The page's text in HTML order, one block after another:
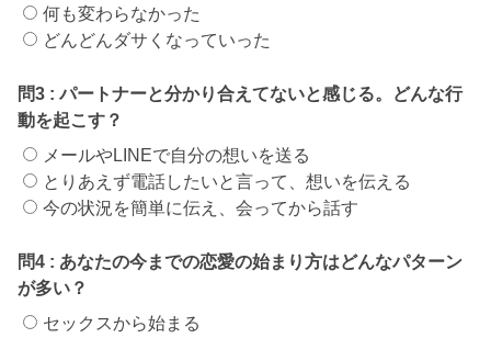
何も変わらなかった
どんどんダサくなっていった
問3 :パートナーと分かり合えてないと感じる。どんな行
動を起こす？
メールやLINEで自分の想いを送る
とりあえず電話したいと言って、想いを伝える
今の状況を簡単に伝え、会ってから話す
問4 : あなたの今までの恋愛の始まり方はどんなパターン
が多い？
セックスから始まる